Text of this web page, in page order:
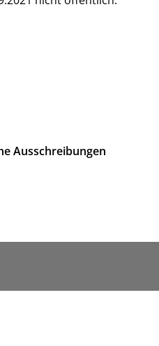
Ausschreibungen